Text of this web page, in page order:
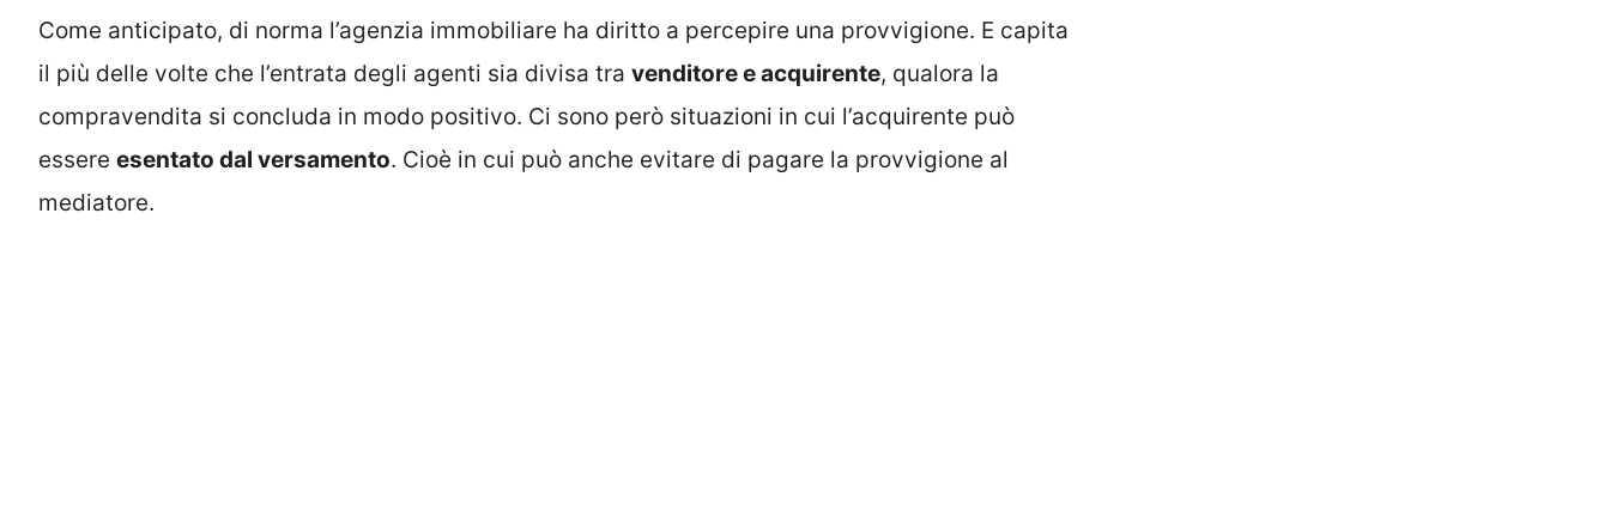
Come anticipato, di norma l’agenzia immobiliare ha diritto a percepire una provvigione. E capita
il più delle volte che l’entrata degli agenti sia divisa tra venditore e acquirente, qualora la
compravendita si concluda in modo positivo. Ci sono però situazioni in cui l’acquirente può
essere esentato dal versamento. Cioè in cui può anche evitare di pagare la provvigione al
mediatore.